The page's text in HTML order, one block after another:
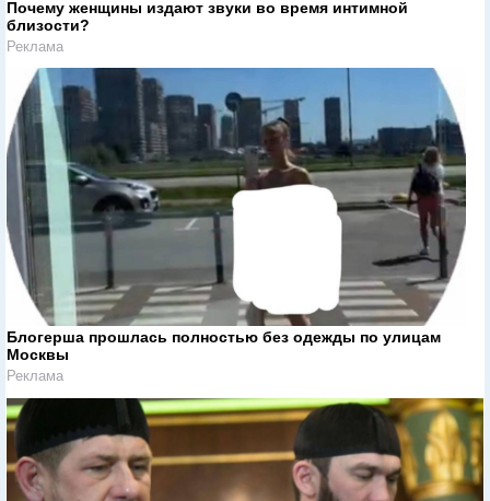
Почему женщины издают звуки во время интимной
близости?
Реклама
Блогерша прошлась полностью без одежды по улицам
Москвы
Реклама